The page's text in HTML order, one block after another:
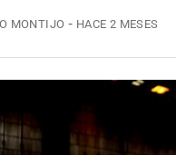
MONTIJO HACE 2 MESES